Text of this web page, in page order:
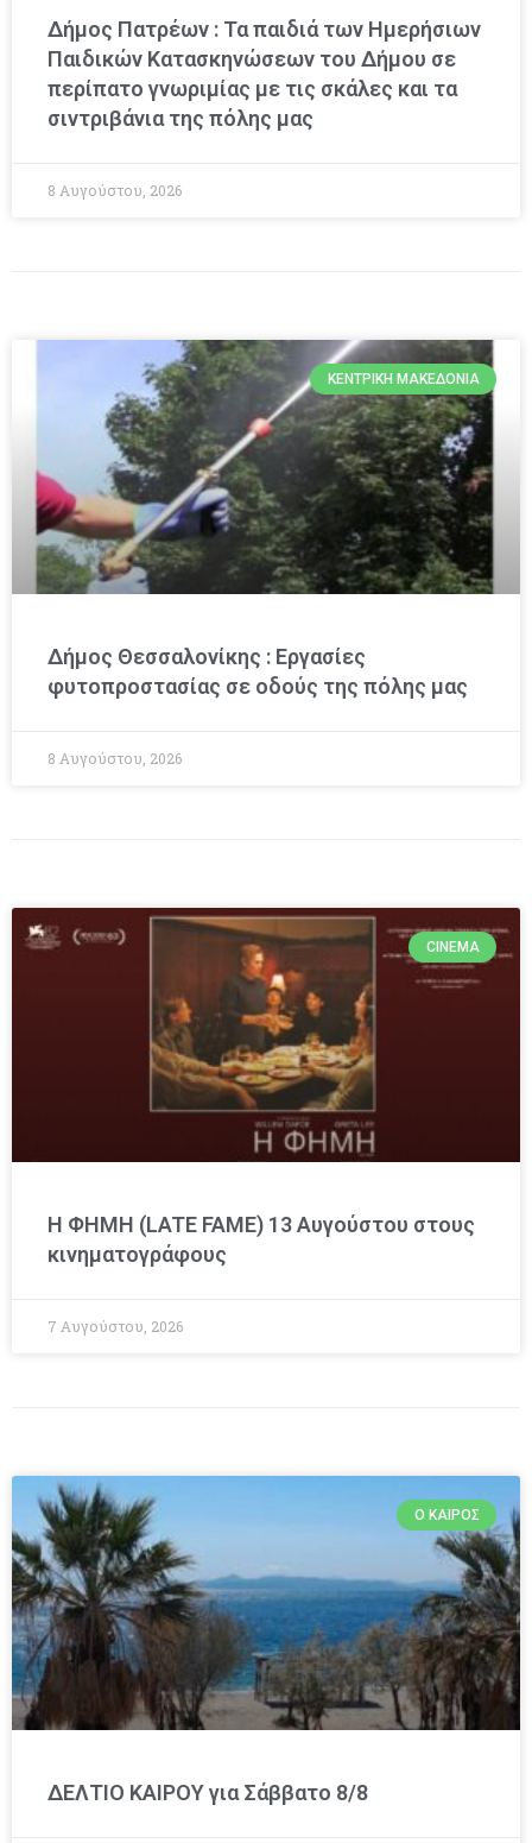
Δήμος Πατρέων : Τα παιδιά των Ημερήσιων
Παιδικών Κατασκηνώσεων του Δήμου σε
περίπατο γνωριμίας με τις σκάλες και τα
σιντριβάνια της πόλης μας
8 Αυγούστου, 2026
ΚΕΝΤΡΙΚΉ ΜΑΚΕΔΟΝΊΑ
Δήμος Θεσσαλονίκης : Εργασίες
φυτοπροστασίας σε οδούς της πόλης μας
8 Αυγούστου, 2026
CINEMA
Η ΦΗΜΗ (LATE FAME) 13 Αυγούστου στους
κινηματογράφους
7 Αυγούστου, 2026
Ο ΚΑΙΡΌΣ
ΔΕΛΤΙΟ ΚΑΙΡΟΥ για Σάββατο 8/8